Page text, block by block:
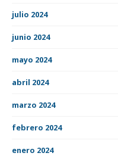
julio 2024
junio 2024
mayo 2024
abril 2024
marzo 2024
febrero 2024
enero 2024